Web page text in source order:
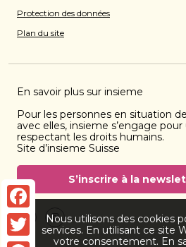
Protection des données
Plan du site
En savoir plus sur insieme
Pour les personnes en situation
avec elles, insieme s’engage
respectant les droits humains.
Site d’insieme Suisse
S’inscrire à la
Facebookinstagram
FacebookNous utilisons des cookies
services. En utilisant ce site
votre consentement. En